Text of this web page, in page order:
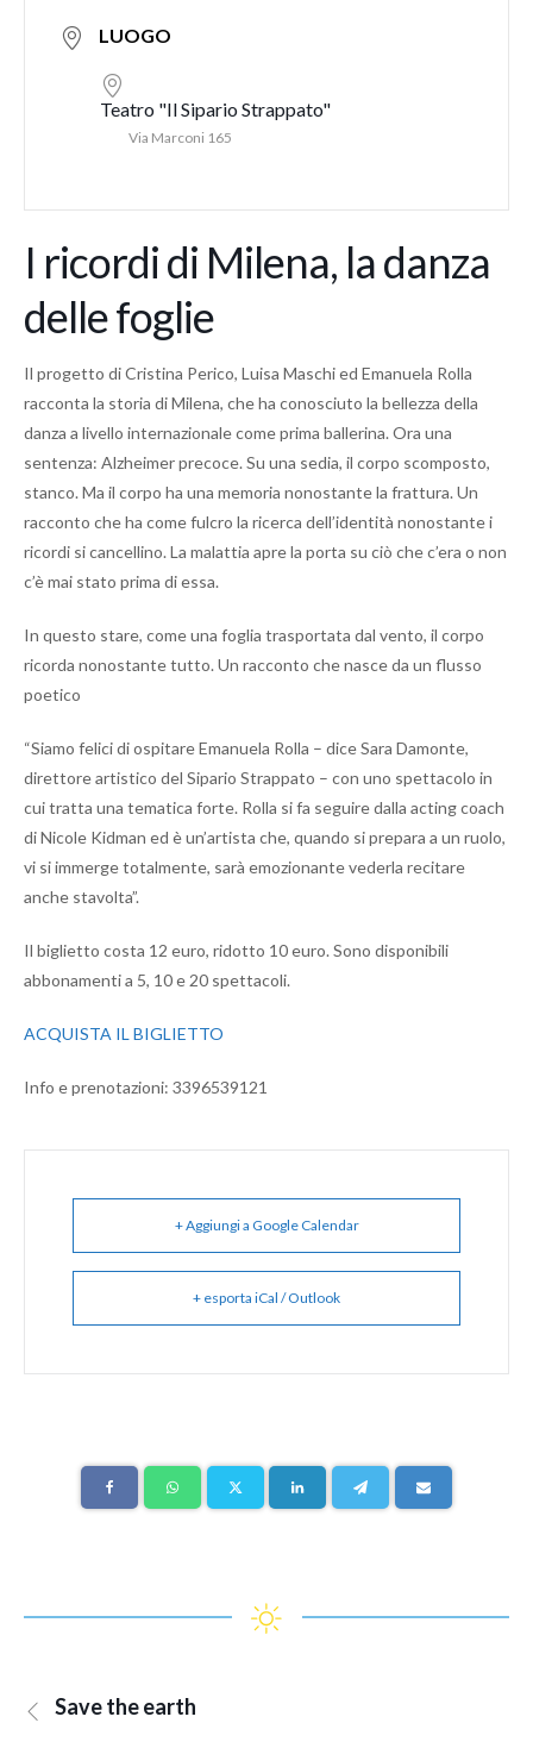
LUOGO
Teatro "Il Sipario Strappato"
Via Marconi 165
I ricordi di Milena, la danza
delle foglie
Il progetto di Cristina Perico, Luisa Maschi ed Emanuela Rolla
racconta la storia di Milena, che ha conosciuto la bellezza della
danza a livello internazionale come prima ballerina. Ora una
sentenza: Alzheimer precoce. Su una sedia, il corpo scomposto,
stanco. Ma il corpo ha una memoria nonostante la frattura. Un
racconto che ha come fulcro la ricerca dell’identità nonostante i
ricordi si cancellino. La malattia apre la porta su ciò che c’era o non
c’è mai stato prima di essa.
In questo stare, come una foglia trasportata dal vento, il corpo
ricorda nonostante tutto. Un racconto che nasce da un flusso
poetico
“Siamo felici di ospitare Emanuela Rolla – dice Sara Damonte,
direttore artistico del Sipario Strappato – con uno spettacolo in
cui tratta una tematica forte. Rolla si fa seguire dalla acting coach
di Nicole Kidman ed è un’artista che, quando si prepara a un ruolo,
vi si immerge totalmente, sarà emozionante vederla recitare
anche stavolta”.
Il biglietto costa 12 euro, ridotto 10 euro. Sono disponibili
abbonamenti a 5, 10 e 20 spettacoli.
ACQUISTA IL BIGLIETTO
Info e prenotazioni: 3396539121
+ Aggiungi a Google Calendar
+ esporta iCal / Outlook
Save the earth